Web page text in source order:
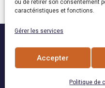
ou de retirer son consentement
caractéristiques et fonctions.
Gérer les services
Accepter
Politique de